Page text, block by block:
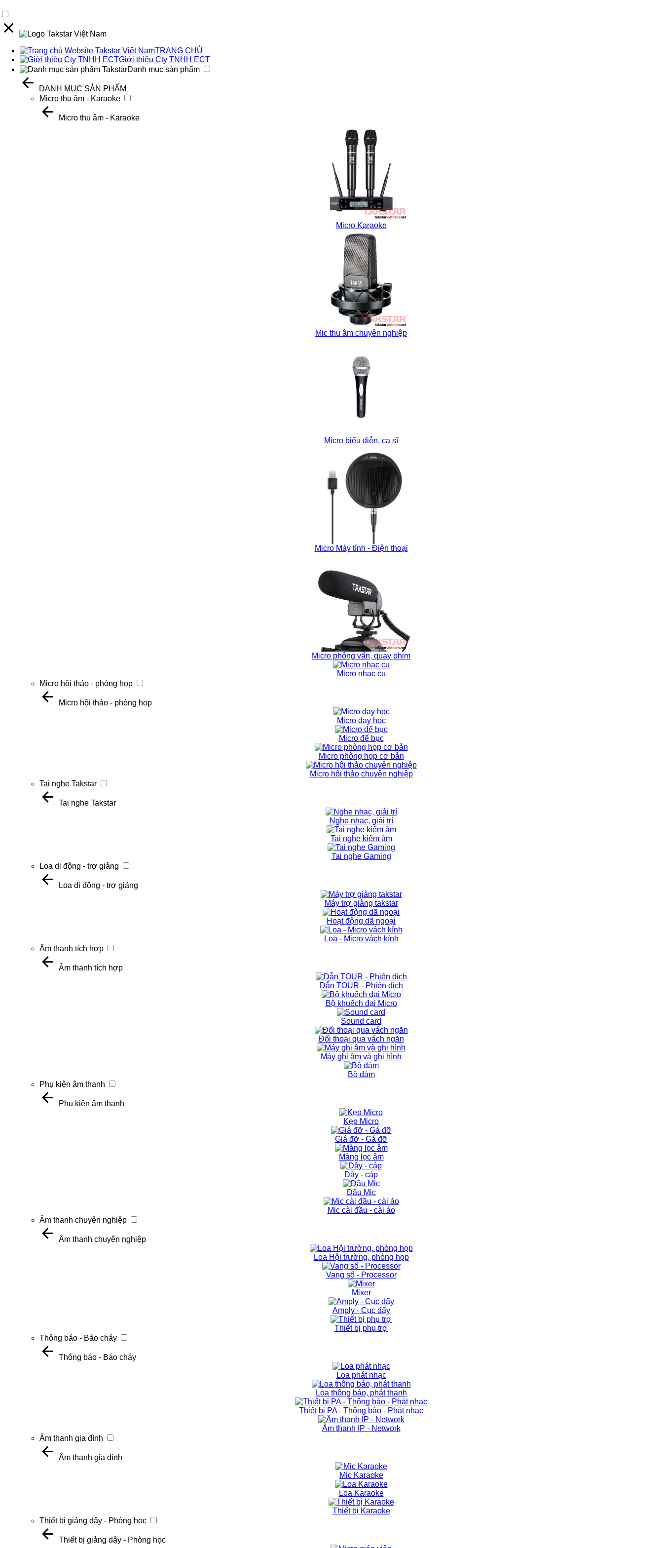
TRANG CHỦ
Giới thiệu Cty TNHH ECT
Danh mục sản phẩm
DANH MỤC SẢN PHẨM
Micro thu âm - Karaoke
Micro thu âm - Karaoke
Micro Karaoke
Mic thu âm chuyên nghiệp
Micro biểu diễn, ca sĩ
Micro Máy tính - Điện thoại
Micro phỏng vấn, quay phim
Micro nhạc cụ
Micro hội thảo - phòng họp
Micro hội thảo - phòng họp
Micro dạy học
Micro để bục
Micro phòng họp cơ bản
Micro hội thảo chuyên nghiệp
Tai nghe Takstar
Tai nghe Takstar
Nghe nhạc, giải trí
Tai nghe kiểm âm
Tai nghe Gaming
Loa di động - trợ giảng
Loa di động - trợ giảng
Máy trợ giảng takstar
Hoạt động dã ngoại
Loa - Micro vách kính
Âm thanh tích hợp
Âm thanh tích hợp
Dẫn TOUR - Phiên dịch
Bộ khuếch đại Micro
Sound card
Đối thoại qua vách ngăn
Máy ghi âm và ghi hình
Bộ đàm
Phụ kiện âm thanh
Phụ kiện âm thanh
Kẹp Micro
Giá đỡ - Gá đỡ
Màng lọc âm
Dây - cáp
Đầu Mic
Mic cài đầu - cài áo
Âm thanh chuyên nghiệp
Âm thanh chuyên nghiệp
Loa Hội trường, phòng họp
Vang số - Processor
Mixer
Amply - Cục đẩy
Thiết bị phụ trợ
Thông báo - Báo cháy
Thông báo - Báo cháy
Loa phát nhạc
Loa thông báo, phát thanh
Thiết bị PA - Thông báo - Phát nhạc
Âm thanh IP - Network
Âm thanh gia đình
Âm thanh gia đình
Mic Karaoke
Loa Karaoke
Thiết bị Karaoke
Thiết bị giảng dậy - Phòng học
Thiết bị giảng dậy - Phòng học